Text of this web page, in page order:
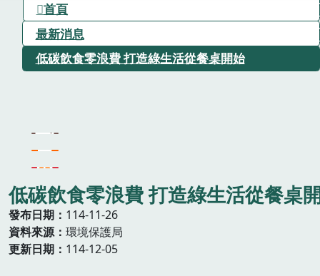
首頁
最新消息
低碳飲食零浪費 打造綠生活從餐桌開始
低碳飲食零浪費 打造綠生活從餐桌
發布日期
114-11-26
資料來源
環境保護局
更新日期
114-12-05